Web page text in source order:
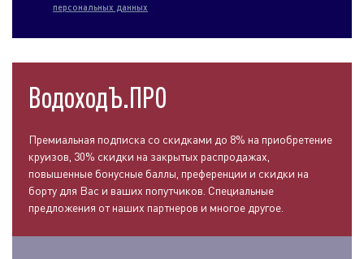
персональных данных
ВодоходЪ.ПРО
Премиальная подписка со скидками до 8% на приобретение
круизов, 30% скидки на закрытых распродажах,
повышенные бонусные баллы, преференции и скидки на
борту для Вас и ваших попутчиков. Специальные
предложения от наших партнеров и многое другое.